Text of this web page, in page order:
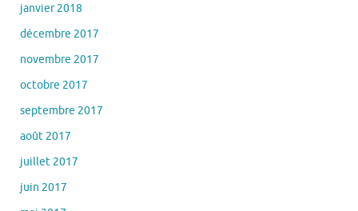
janvier 2018
décembre 2017
novembre 2017
octobre 2017
septembre 2017
août 2017
juillet 2017
juin 2017